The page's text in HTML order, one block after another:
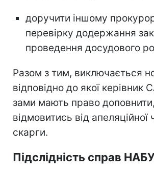
доручити іншому
перевірку додержання
проведення досудового
Разом з тим, виключається
відповідно до якої керівник
зами мають право
відмовитись від апеляційної
скарги.
Підслідність справ